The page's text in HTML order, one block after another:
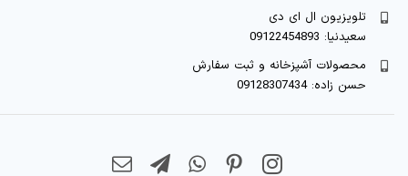
تلویزیون ال ای دی
سعیدنیا: 09122454893
محصولات آشپزخانه و ثبت سفارش
حسن زاده: 09128307434